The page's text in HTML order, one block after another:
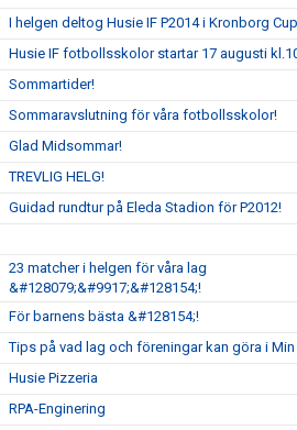
I helgen deltog Husie IF P2014 i Kronborg
Husie IF fotbollsskolor startar 17 augusti
Sommartider!
Sommaravslutning för våra fotbollsskolor!
Glad Midsommar!
TREVLIG HELG!
Guidad rundtur på Eleda Stadion för P2012!
23 matcher i helgen för våra lag
&#128079;&#9917;&#128154;!
För barnens bästa &#128154;!
Tips på vad lag och föreningar kan göra i
Husie Pizzeria
RPA-Enginering